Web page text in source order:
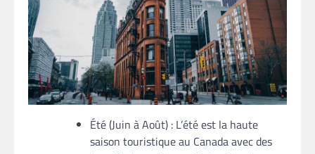
Été (Juin à Août) : L’été est la haute
saison touristique au Canada avec des